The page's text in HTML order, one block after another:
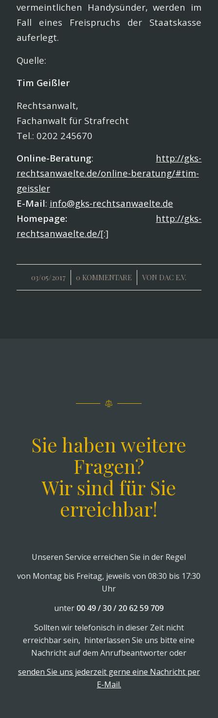
vermeintlichen Handysünder, werden im
Fall eines Freispruchs der Staatskasse
auferlegt.
Quelle:
Tim Geißler
Rechtsanwalt,
Fachanwalt für Strafrecht
Tel.: 0202 245670
Online-Beratung: http://gks-
rechtsanwaelte.de/online-beratung/#tim-
geissler
E-Mail: info@gks-rechtsanwaelte.de
Homepage:
http://gks-
rechtsanwaelte.de/[:]
03/05/2017
/ 0 KOMMENTARE
/ VON DAC E.V.
Sie haben weitere
Fragen?
Wir sind für Sie
erreichbar!
Unseren Service erreichen Sie in der Regel
von Montag bis Freitag, jeweils von 08:30 bis 17:30
Uhr
unter 00 49 / 30 / 20 62 59 709
Sollten wir telefonisch in dieser Zeit nicht
erreichbar sein, hinterlassen Sie uns bitte eine
Nachricht auf dem Anrufbeantworter oder
senden Sie uns jederzeit gerne eine Nachricht per
E-Mail.